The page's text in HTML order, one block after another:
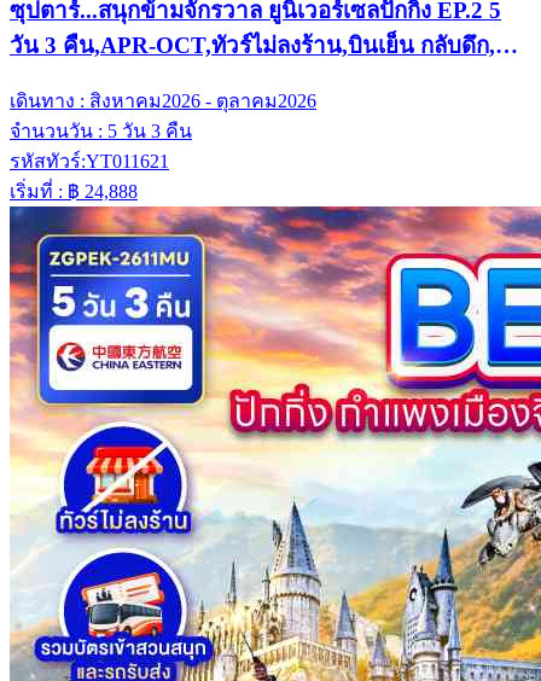
ซุปตาร์...สนุกข้ามจักรวาล ยูนิเวอร์เซลปักกิ่ง EP.2 5
วัน 3 คืน,APR-OCT,ทัวร์ไม่ลงร้าน,บินเย็น กลับดึก,
เดินทาง : สิงหาคม2026 - ตุลาคม2026
จำนวนวัน : 5 วัน 3 คืน
รหัสทัวร์:YT011621
เริ่มที่ : ฿ 24,888